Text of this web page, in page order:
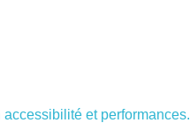
et performances.